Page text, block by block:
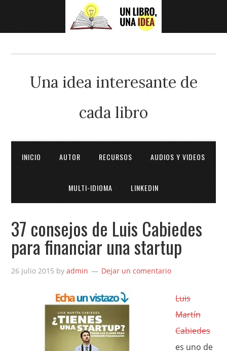
Una idea interesante de
cada libro
INICIO AUTOR RECURSOS AUDIOS Y VIDEOS
MULTI-IDIOMA LINKEDIN
37 consejos de Luis Cabiedes
para financiar una startup
26 julio 2015 byadmin Dejar un comentario
Luis
Martín
Cabiedes
es uno de